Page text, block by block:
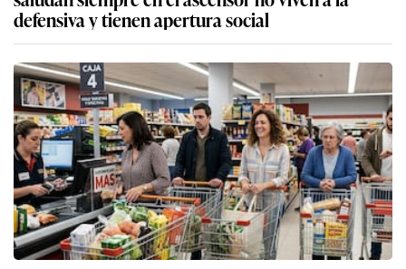
defensiva y tienen apertura social